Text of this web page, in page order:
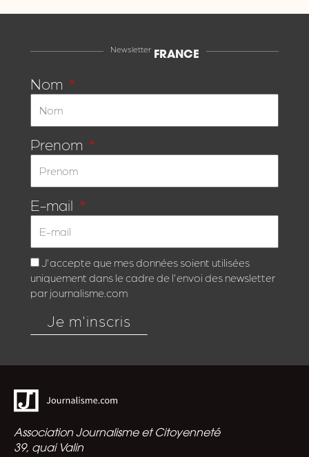
Newsletter
FRANCE
Nom
Prenom
E-mail
J'accepte que mes données soient utilisées
uniquement dans le cadre de l'envoi des newsletter
par journalisme.com
Je m'inscris
Association Journalisme et Citoyenneté
39, quai Valin